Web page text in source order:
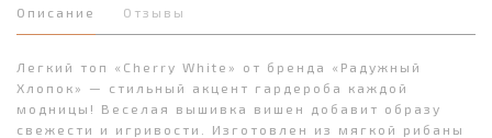
Описание Отзывы
Легкий топ «Cherry White» от бренда «Радужный
Хлопок» — стильный акцент гардероба каждой
модницы! Веселая вышивка вишен добавит образу
свежести и игривости. Изготовлен из мягкой рибаны